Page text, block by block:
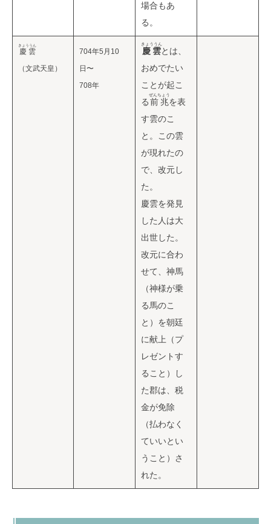
場合もあ
る。
慶雲
きょううん
（文武天皇）
704年5月10
日〜
708年
慶雲
きょううん
とは、
おめでたい
ことが起こ
る前兆
ぜんちょう
を表
す雲のこ
と。この雲
が現れたの
で、改元し
た。
慶雲を発見
した人は大
出世した。
改元に合わ
せて、神馬
（神様が乗
る馬のこ
と）を朝廷
に献上（プ
レゼントす
ること）し
た郡は、税
金が免除
（払わなく
ていいとい
うこと）さ
れた。